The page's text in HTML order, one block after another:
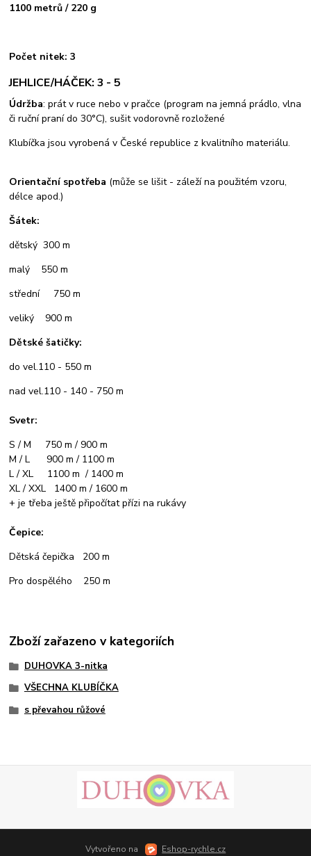
1100 metrů / 220 g
Počet nitek: 3
JEHLICE/HÁČEK: 3 - 5
Údržba: prát v ruce nebo v pračce (program na jemná prádlo, vlna
či ruční praní do 30°C), sušit vodorovně rozložené
Klubíčka jsou vyrobená v České republice z kvalitního materiálu.
Orientační spotřeba (může se lišit - záleží na použitém vzoru,
délce apod.)
Šátek:
dětský 300 m
malý 550 m
střední 750 m
veliký 900 m
Dětské šatičky:
do vel.110 - 550 m
nad vel.110 - 140 - 750 m
Svetr:
S / M 750 m / 900 m
M / L 900 m / 1100 m
L / XL 1100 m / 1400 m
XL / XXL 1400 m / 1600 m
+ je třeba ještě připočítat přízi na rukávy
Čepice:
Dětská čepička 200 m
Pro dospělého 250 m
Zboží zařazeno v kategoriích
DUHOVKA 3-nitka
VŠECHNA KLUBÍČKA
s převahou růžové
Vytvořeno na Eshop-rychle.cz